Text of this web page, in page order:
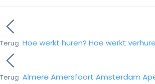
Terug Hoe werkt huren? Hoe werkt
Terug Almere Amersfoort Amsterdam